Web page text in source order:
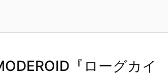
『ローグカイ